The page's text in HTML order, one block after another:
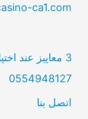
ca1.com
3 معاييز عند
0554948127
اتصل بنا